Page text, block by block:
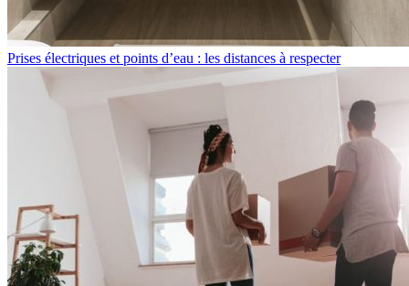
Prises électriques et points d’eau : les distances à respecter